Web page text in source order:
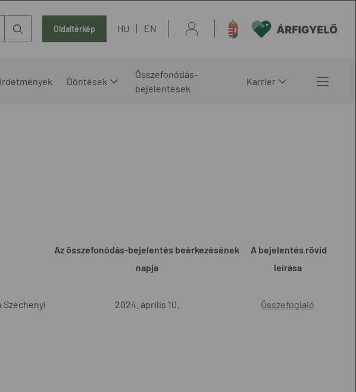
Oldaltérkép HU EN
Döntések
Összefonódás-
bejelentések
Karrier
Az összefonódás-bejelentés beérkezésének
napja
A bejelentés rövid
leírása
Széchenyi
2024. április 10. Összefoglaló